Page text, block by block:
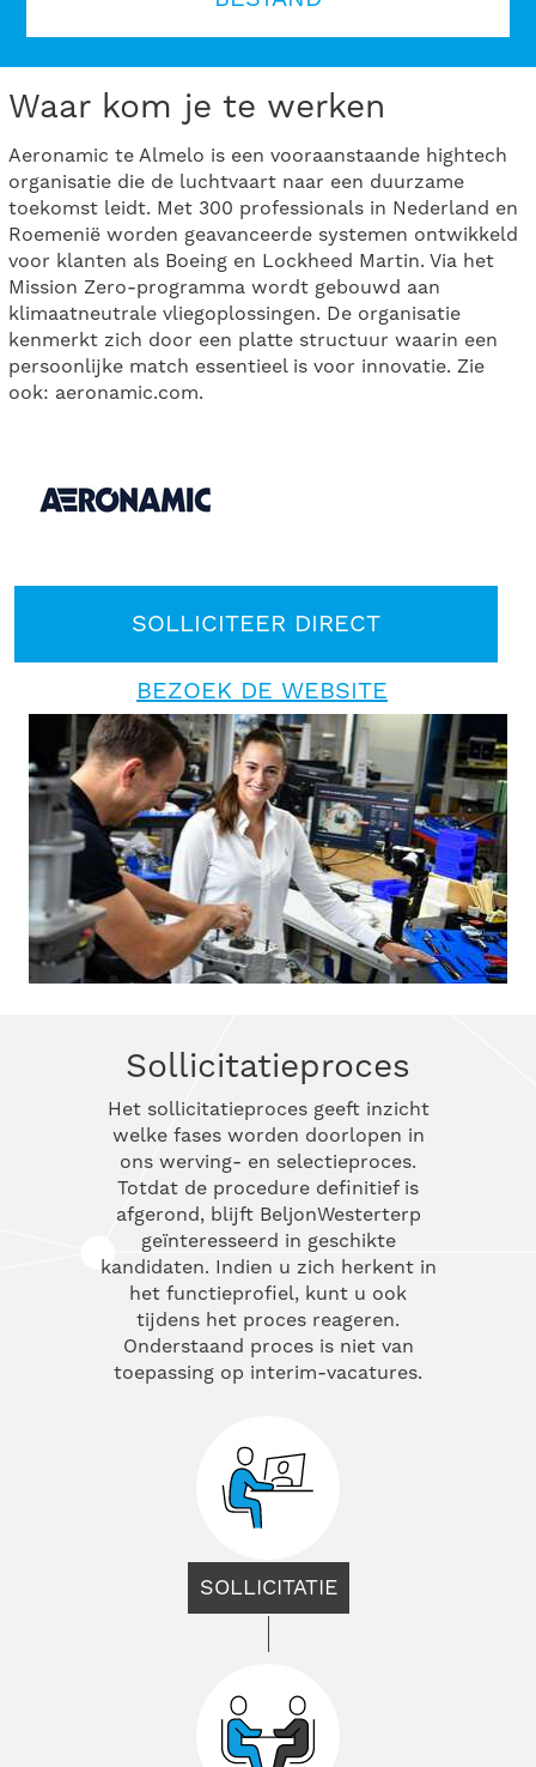
Waar kom je te werken
Aeronamic te Almelo is een vooraanstaande hightech
organisatie die de luchtvaart naar een duurzame
toekomst leidt. Met 300 professionals in Nederland en
Roemenië worden geavanceerde systemen ontwikkeld
voor klanten als Boeing en Lockheed Martin. Via het
Mission Zero-programma wordt gebouwd aan
klimaatneutrale vliegoplossingen. De organisatie
kenmerkt zich door een platte structuur waarin een
persoonlijke match essentieel is voor innovatie. Zie
ook: aeronamic.com.
SOLLICITEER DIRECT
BEZOEK DE WEBSITE
Sollicitatieproces
Het sollicitatieproces geeft inzicht
welke fases worden doorlopen in
ons werving- en selectieproces.
Totdat de procedure definitief is
afgerond, blijft BeljonWesterterp
geïnteresseerd in geschikte
kandidaten. Indien u zich herkent in
het functieprofiel, kunt u ook
tijdens het proces reageren.
Onderstaand proces is niet van
toepassing op interim-vacatures.
SOLLICITATIE